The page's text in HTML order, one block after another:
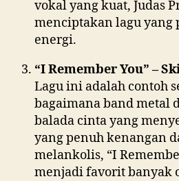
vokal yang kuat, Judas
menciptakan lagu yang
energi.
“I Remember You” –
Lagu ini adalah contoh
bagaimana band metal
balada cinta yang
yang penuh kenangan
melankolis, “I
menjadi favorit banyak